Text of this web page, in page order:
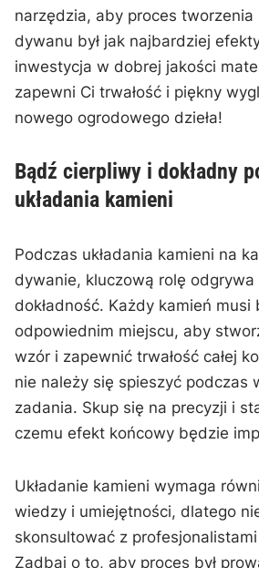
narzędzia, aby proces tworzenia
dywanu był ‍jak najbardziej
inwestycja w dobrej jakości
zapewni Ci trwałość i piękny
nowego ogrodowego ⁣dzieła!
Bądź cierpliwy ⁢i dokładny⁢
układania⁤ kamieni
Podczas‌ układania kamieni na
dywanie, kluczową rolę​ odgrywa
dokładność. Każdy kamień ​musi‌
odpowiednim miejscu, aby
wzór i zapewnić trwałość całej
nie należy się ‍spieszyć podczas
zadania.‍ Skup ⁤się na precyzji i
czemu efekt końcowy​ będzie
Układanie kamieni wymaga‍
‍wiedzy⁤ i umiejętności, ‌dlatego
skonsultować z
Zadbaj o ‍to, aby proces był